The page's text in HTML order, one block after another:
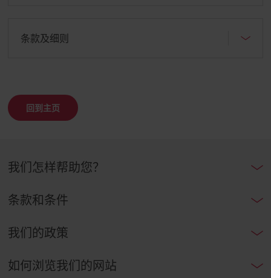
条款及细则
回到主页
我们怎样帮助您？
条款和条件
我们的政策
如何浏览我们的网站